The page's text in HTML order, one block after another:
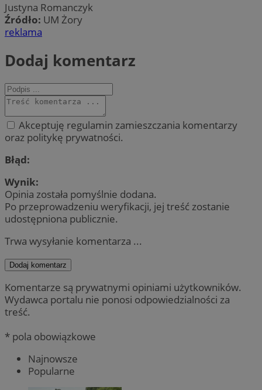
Justyna Romanczyk
Źródło: UM Żory
reklama
Dodaj komentarz
Akceptuję regulamin zamieszczania komentarzy
oraz politykę prywatności.
Błąd:
Wynik:
Opinia została pomyślnie dodana.
Po przeprowadzeniu weryfikacji, jej treść zostanie
udostępniona publicznie.
Trwa wysyłanie komentarza ...
Dodaj komentarz
Komentarze są prywatnymi opiniami użytkowników.
Wydawca portalu nie ponosi odpowiedzialności za
treść.
* pola obowiązkowe
Najnowsze
Popularne